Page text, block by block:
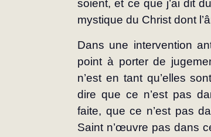
soient, et ce que j’ai dit
mystique du Christ dont
Dans une intervention
point à porter de
n’est en tant qu’elles
dire que ce n’est pas
faite, que ce n’est pas
Saint n’œuvre pas dans